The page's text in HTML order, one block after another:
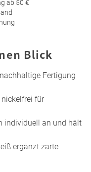
ab 50 €
Blick
Fertigung
für
individuell an und hält
ergänzt zarte